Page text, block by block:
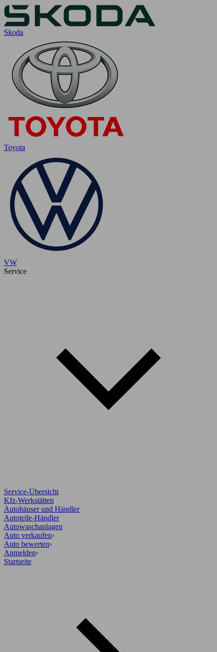
Skoda
Toyota
VW
Service
Service-Übersicht
Kfz-Werkstätten
Autohäuser und Händler
Autoteile-Händler
Autowaschanlagen
Auto verkaufen›
Auto bewerten›
Anmelden›
Startseite